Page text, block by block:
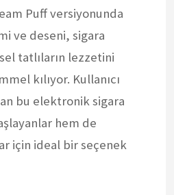
Puff versiyonunda
ve deseni, sigara
tatlıların lezzetini
kılıyor. Kullanıcı
bu elektronik sigara
hem de
için ideal bir seçenek